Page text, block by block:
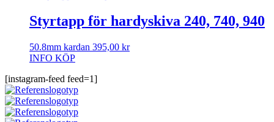
Styrtapp för hardyskiva 240, 740, 940
50.8mm kardan 395,00 kr
INFO KÖP
[instagram-feed feed=1]